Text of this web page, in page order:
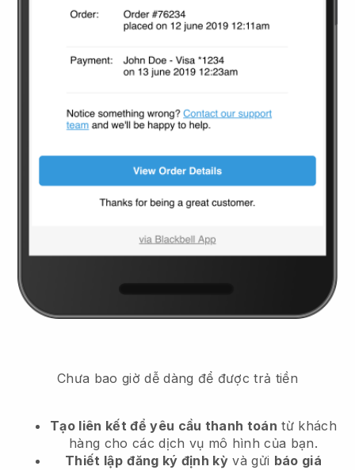
Chưa bao giờ dễ dàng để được trả tiền
Tạo liên kết để yêu cầu thanh toán từ khách
hàng cho các dịch vụ mô hình của bạn.
Thiết lập đăng ký định kỳ và gửi báo giá